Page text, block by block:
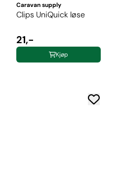
Caravan supply
Clips UniQuick løse
21,-
Kjøp